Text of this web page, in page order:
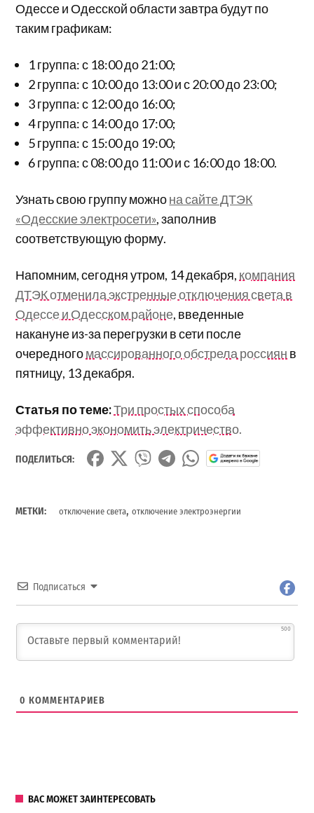
Одессе и Одесской области завтра будут по
таким графикам:
1 группа: с 18:00 до 21:00;
2 группа: с 10:00 до 13:00 и с 20:00 до 23:00;
3 группа: с 12:00 до 16:00;
4 группа: с 14:00 до 17:00;
5 группа: с 15:00 до 19:00;
6 группа: с 08:00 до 11:00 и с 16:00 до 18:00.
Узнать свою группу можнона сайте ДТЭК
«Одесские электросети», заполнив
соответствующую форму.
Напомним, сегодня утром, 14 декабря, компания
ДТЭК отменила экстренные отключения света в
Одессе и Одесском районе, введенные
накануне из-за перегрузки в сети после
очередногомассированного обстрела россиян в
пятницу, 13 декабря.
Статья по теме:Три простых способа
эффективно экономить электричество.
ПОДЕЛИТЬСЯ:
МЕТКИ: отключение света,отключение электроэнергии
Подписаться
500
0 КОММЕНТАРИЕВ
ВАС МОЖЕТ ЗАИНТЕРЕСОВАТЬ